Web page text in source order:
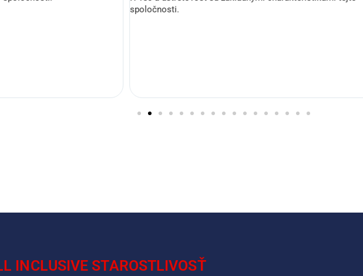
spoločnosti.
INCLUSIVE STAROSTLIVOSŤ